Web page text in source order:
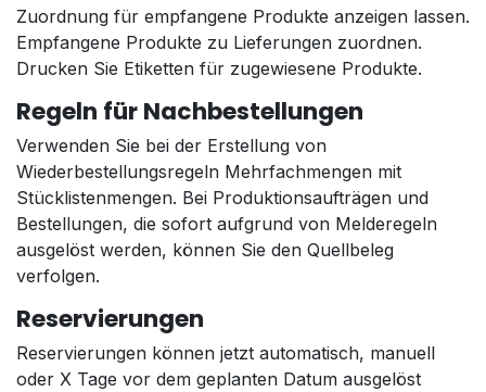
Zuordnung für empfangene Produkte anzeigen lassen.
Empfangene Produkte zu Lieferungen zuordnen.
Drucken Sie Etiketten für zugewiesene Produkte.
Regeln für Nachbestellungen
Verwenden Sie bei der Erstellung von
Wiederbestellungsregeln Mehrfachmengen mit
Stücklistenmengen. Bei Produktionsaufträgen und
Bestellungen, die sofort aufgrund von Melderegeln
ausgelöst werden, können Sie den Quellbeleg
verfolgen.
Reservierungen
Reservierungen können jetzt automatisch, manuell
oder X Tage vor dem geplanten Datum ausgelöst